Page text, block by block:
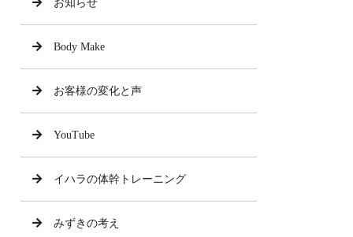
お知らせ
Body Make
お客様の変化と声
YouTube
イハラの体幹トレーニング
みずきの考え